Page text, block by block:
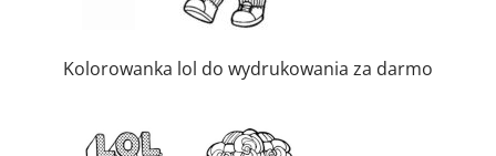
Kolorowanka lol do wydrukowania za darmo